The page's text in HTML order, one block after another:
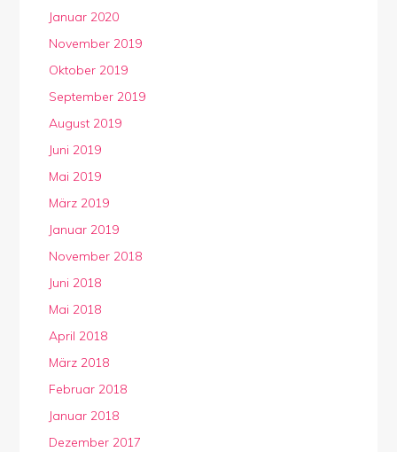
Januar 2020
November 2019
Oktober 2019
September 2019
August 2019
Juni 2019
Mai 2019
März 2019
Januar 2019
November 2018
Juni 2018
Mai 2018
April 2018
März 2018
Februar 2018
Januar 2018
Dezember 2017